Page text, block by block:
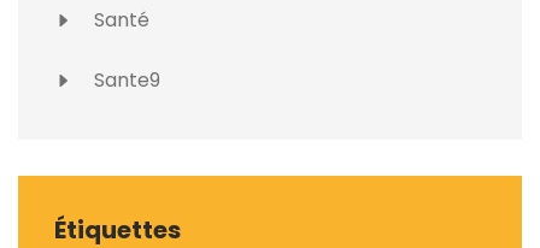
Santé
Sante9
Étiquettes